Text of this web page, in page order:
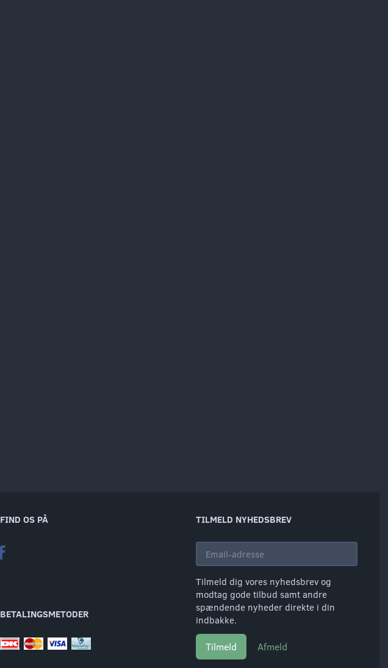
FIND OS PÅ
BETALINGSMETODER
TILMELD NYHEDSBREV
adresse
Tilmeld dig vores nyhedsbrev og
modtag gode tilbud samt andre
spændende nyheder direkte i din
indbakke.
Tilmeld Afmeld